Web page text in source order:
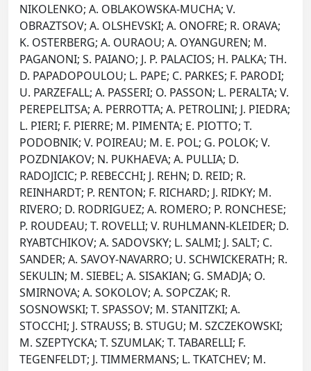
NIKOLENKO; A. OBLAKOWSKA-MUCHA; V.
OBRAZTSOV; A. OLSHEVSKI; A. ONOFRE; R. ORAVA;
K. OSTERBERG; A. OURAOU; A. OYANGUREN; M.
PAGANONI; S. PAIANO; J. P. PALACIOS; H. PALKA; TH.
D. PAPADOPOULOU; L. PAPE; C. PARKES; F. PARODI;
U. PARZEFALL; A. PASSERI; O. PASSON; L. PERALTA; V.
PEREPELITSA; A. PERROTTA; A. PETROLINI; J. PIEDRA;
L. PIERI; F. PIERRE; M. PIMENTA; E. PIOTTO; T.
PODOBNIK; V. POIREAU; M. E. POL; G. POLOK; V.
POZDNIAKOV; N. PUKHAEVA; A. PULLIA; D.
RADOJICIC; P. REBECCHI; J. REHN; D. REID; R.
REINHARDT; P. RENTON; F. RICHARD; J. RIDKY; M.
RIVERO; D. RODRIGUEZ; A. ROMERO; P. RONCHESE;
P. ROUDEAU; T. ROVELLI; V. RUHLMANN-KLEIDER; D.
RYABTCHIKOV; A. SADOVSKY; L. SALMI; J. SALT; C.
SANDER; A. SAVOY-NAVARRO; U. SCHWICKERATH; R.
SEKULIN; M. SIEBEL; A. SISAKIAN; G. SMADJA; O.
SMIRNOVA; A. SOKOLOV; A. SOPCZAK; R.
SOSNOWSKI; T. SPASSOV; M. STANITZKI; A.
STOCCHI; J. STRAUSS; B. STUGU; M. SZCZEKOWSKI;
M. SZEPTYCKA; T. SZUMLAK; T. TABARELLI; F.
TEGENFELDT; J. TIMMERMANS; L. TKATCHEV; M.